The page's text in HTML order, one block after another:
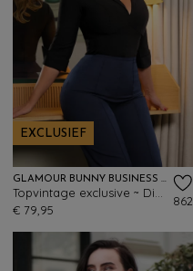
EXCLUSIEF
GLAMOUR BUNNY BUSINESS BABE
€ 79,95
862